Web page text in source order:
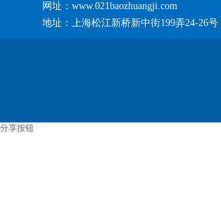
网址：www.021baozhuangji.com
地址：上海松江新桥新中街199弄24-26号
分享按钮